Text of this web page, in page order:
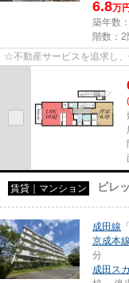
6.8万
築年数
階数：2
☆不動産サービスを追求し
賃貸｜マンション ビレ
成田線 「
京成本線
分
成田ス